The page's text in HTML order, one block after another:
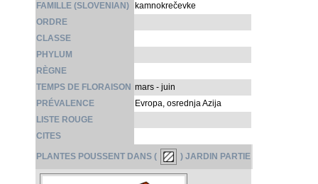
FAMILLE (SLOVENIAN)
kamnokrečevke
ORDRE
CLASSE
PHYLUM
RÈGNE
TEMPS DE FLORAISON mars - juin
PRÉVALENCE
Evropa, osrednja Azija
LISTE ROUGE
CITES
PLANTES POUSSENT DANS ( ) JARDIN PARTIE